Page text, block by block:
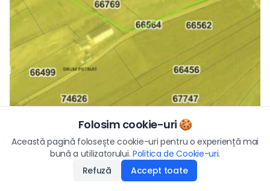
Vezi toate fotografiile
Preț
104.400€
29.01.2026
Aplică
Folosim cookie-uri 🍪
Această pagină folosește cookie-uri pentru o experiență mai
bună a utilizatorului. Politica de Cookie-uri.
Refuză
Accept toate